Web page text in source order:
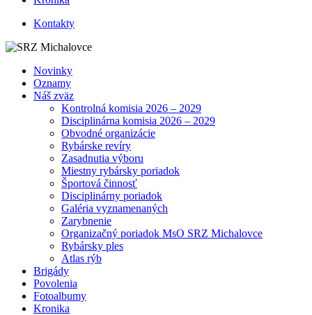
Kontakty
Novinky
Oznamy
Náš zväz
Kontrolná komisia 2026 – 2029
Disciplinárna komisia 2026 – 2029
Obvodné organizácie
Rybárske revíry
Zasadnutia výboru
Miestny rybársky poriadok
Športová činnosť
Disciplinárny poriadok
Galéria vyznamenaných
Zarybnenie
Organizačný poriadok MsO SRZ Michalovce
Rybársky ples
Atlas rýb
Brigády
Povolenia
Fotoalbumy
Kronika